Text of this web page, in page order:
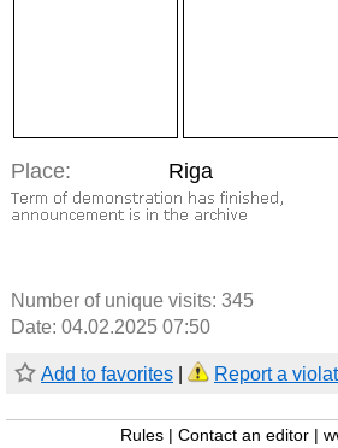
Place: Riga
Number of unique visits: 345
Date: 04.02.2025 07:50
Add to favorites Report a
Rules Contact an editor